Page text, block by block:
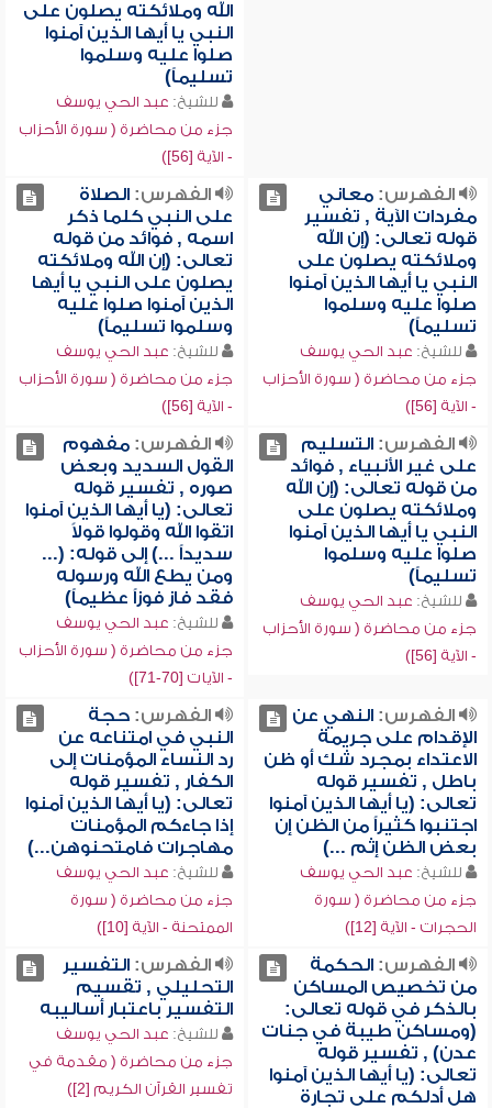
الله وملائكته يصلون على
النبي يا أيها الذين آمنوا
صلوا عليه وسلموا
تسليماً)
للشيخ: عبد الحي يوسف
جزء من محاضرة ( سورة الأحزاب
- الآية [56])
الفهرس:معاني
مفردات الآية , تفسير
قوله تعالى: (إن الله
وملائكته يصلون على
النبي يا أيها الذين آمنوا
صلوا عليه وسلموا
تسليماً)
للشيخ: عبد الحي يوسف
جزء من محاضرة ( سورة الأحزاب
- الآية [56])
الفهرس:الصلاة
على النبي كلما ذكر
اسمه , فوائد من قوله
تعالى: (إن الله وملائكته
يصلون على النبي يا أيها
الذين آمنوا صلوا عليه
وسلموا تسليماً)
للشيخ: عبد الحي يوسف
جزء من محاضرة ( سورة الأحزاب
- الآية [56])
الفهرس:التسليم
على غير الأنبياء , فوائد
من قوله تعالى: (إن الله
وملائكته يصلون على
النبي يا أيها الذين آمنوا
صلوا عليه وسلموا
تسليماً)
للشيخ: عبد الحي يوسف
جزء من محاضرة ( سورة الأحزاب
- الآية [56])
الفهرس:مفهوم
القول السديد وبعض
صوره , تفسير قوله
تعالى: (يا أيها الذين آمنوا
اتقوا الله وقولوا قولاً
سديداً ...) إلى قوله: (...
ومن يطع الله ورسوله
فقد فاز فوزاً عظيماً)
للشيخ: عبد الحي يوسف
جزء من محاضرة ( سورة الأحزاب
- الآيات [70-71])
الفهرس:النهي عن
الإقدام على جريمة
الاعتداء بمجرد شك أو ظن
باطل , تفسير قوله
تعالى: (يا أيها الذين آمنوا
اجتنبوا كثيراً من الظن إن
بعض الظن إثم ...)
للشيخ: عبد الحي يوسف
جزء من محاضرة ( سورة
الحجرات - الآية [12])
الفهرس:حجة
النبي في امتناعه عن
رد النساء المؤمنات إلى
الكفار , تفسير قوله
تعالى: (يا أيها الذين آمنوا
إذا جاءكم المؤمنات
مهاجرات فامتحنوهن...)
للشيخ: عبد الحي يوسف
جزء من محاضرة ( سورة
الممتحنة - الآية [10])
الفهرس:الحكمة
من تخصيص المساكن
بالذكر في قوله تعالى:
(ومساكن طيبة في جنات
عدن) , تفسير قوله
تعالى: (يا أيها الذين آمنوا
هل أدلكم على تجارة
الفهرس:التفسير
التحليلي , تقسيم
التفسير باعتبار أساليبه
للشيخ: عبد الحي يوسف
جزء من محاضرة ( مقدمة في
تفسير القرآن الكريم [2])